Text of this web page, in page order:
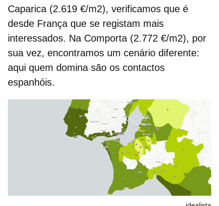
Caparica (2.619 €/m2), verificamos que é
desde França que se registam mais
interessados. Na Comporta (2.772 €/m2), por
sua vez, encontramos um cenário diferente:
aqui quem domina são os contactos
espanhóis.